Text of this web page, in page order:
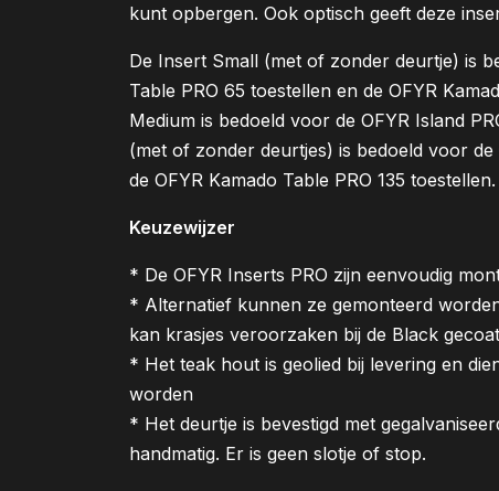
kunt opbergen. Ook optisch geeft deze
De Insert Small (met of zonder deurtje) is
Table PRO 65 toestellen en de OFYR
Medium is bedoeld voor de OFYR Island
(met of zonder deurtjes) is bedoeld voor de
de OFYR Kamado Table PRO 135 toestellen.
Keuzewijzer
* De OFYR Inserts PRO zijn eenvoudig
* Alternatief kunnen ze gemonteerd
kan krasjes veroorzaken bij de Black
* Het teak hout is geolied bij levering en
worden
* Het deurtje is bevestigd met
handmatig. Er is geen slotje of stop.